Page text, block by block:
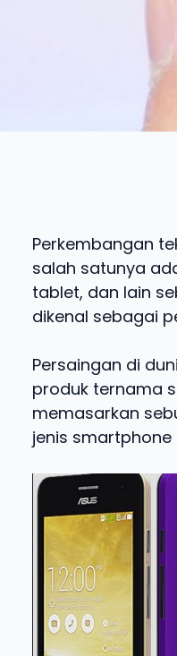
Perkembangan
salah satunya
tablet, dan lain
dikenal sebagai
Persaingan di
produk ternama
memasarkan
jenis